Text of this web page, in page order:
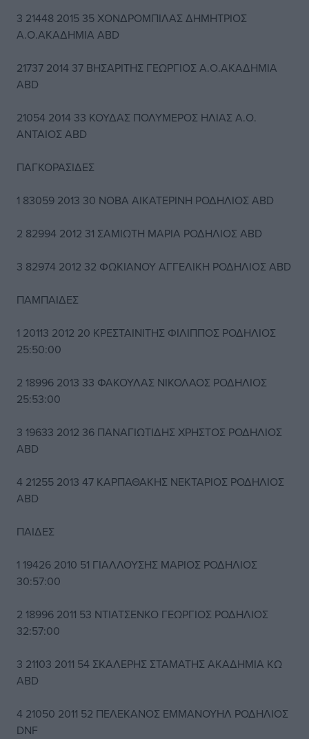
3 21448 2015 35 ΧΟΝΔΡΟΜΠΙΛΑΣ ΔΗΜΗΤΡΙΟΣ
Α.Ο.ΑΚΑΔΗΜΙΑ ΑΒD
21737 2014 37 ΒΗΣΑΡΙΤΗΣ ΓΕΩΡΓΙΟΣ Α.Ο.ΑΚΑΔΗΜΙΑ
ΑΒD
21054 2014 33 ΚΟΥΔΑΣ ΠΟΛΥΜΕΡΟΣ ΗΛΙΑΣ Α.Ο.
ΑΝΤΑΙΟΣ ΑΒD
ΠΑΓΚΟΡΑΣΙΔΕΣ
1 83059 2013 30 ΝΟΒΑ ΑΙΚΑΤΕΡΙΝΗ ΡΟΔΗΛΙΟΣ ABD
2 82994 2012 31 ΣΑΜΙΩΤΗ ΜΑΡΙΑ ΡΟΔΗΛΙΟΣ ABD
3 82974 2012 32 ΦΩΚΙΑΝΟΥ ΑΓΓΕΛΙΚΗ ΡΟΔΗΛΙΟΣ ABD
ΠΑΜΠΑΙΔΕΣ
1 20113 2012 20 ΚΡΕΣΤΑΙΝΙΤΗΣ ΦΙΛΙΠΠΟΣ ΡΟΔΗΛΙΟΣ
25:50:00
2 18996 2013 33 ΦΑΚΟΥΛΑΣ ΝΙΚΟΛΑΟΣ ΡΟΔΗΛΙΟΣ
25:53:00
3 19633 2012 36 ΠΑΝΑΓΙΩΤΙΔΗΣ ΧΡΗΣΤΟΣ ΡΟΔΗΛΙΟΣ
ABD
4 21255 2013 47 ΚΑΡΠΑΘΑΚΗΣ ΝΕΚΤΑΡΙΟΣ ΡΟΔΗΛΙΟΣ
ABD
ΠΑΙΔΕΣ
1 19426 2010 51 ΓΙΑΛΛΟΥΣΗΣ ΜΑΡΙΟΣ ΡΟΔΗΛΙΟΣ
30:57:00
2 18996 2011 53 ΝΤΙΑΤΣΕΝΚΟ ΓΕΩΡΓΙΟΣ ΡΟΔΗΛΙΟΣ
32:57:00
3 21103 2011 54 ΣΚΑΛΕΡΗΣ ΣΤΑΜΑΤΗΣ ΑΚΑΔΗΜΙΑ ΚΩ
ΑΒD
4 21050 2011 52 ΠΕΛΕΚΑΝΟΣ ΕΜΜΑΝΟΥΗΛ ΡΟΔΗΛΙΟΣ
DNF